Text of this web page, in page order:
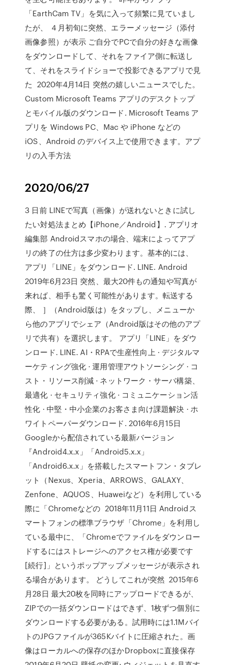
「EarthCam TV」を気に入って頻繁に見ていまし
たが、 ４月初旬に突然、エラーメッセージ（添付
画像参照）が表示 ご自分でPCで自分の好きな画像
をダウンロードして、それをファイア側に転送し
て、それをスライドショーで投影できるアプリで見
た 2020年4月14日 突然の嬉しいニュースでした。
Custom Microsoft Teams アプリのデスクトップ
とモバイル版のダウンロード. Microsoft Teams ア
プリを Windows PC、Mac や iPhone などの
iOS、Android のデバイス上で使用できます。アプ
リの入手方法
2020/06/27
3 日前 LINEで写真（画像）が送れないときに試し
たい対処法まとめ【iPhone／Android】. アプリオ
編集部 Androidスマホの場合、端末によってアプ
リの終了の仕方は多少変わります。基本的には、
アプリ「LINE」をダウンロード. LINE. Android
2019年6月23日 突然、最大20件もの通知や写真が
来れば、相手も驚く可能性があります。転送する
際、 ］（Android版は）をタップし、メニューか
ら他のアプリでシェア（Android版はその他のアプ
リで共有）を選択します。 アプリ「LINE」をダウ
ンロード. LINE. AI・RPAで生産性向上 · デジタルマ
ーケティング強化 · 運用管理アウトソーシング · コ
スト・リソース削減 · ネットワーク・サーバ構築、
最適化 · セキュリティ強化 · コミュニケーション活
性化 · 中堅・中小企業のお客さま向け課題解決 · ホ
ワイトペーパーダウンロード. 2016年6月15日
Googleから配信されている最新バージョン
『Android4.x.x」「Android5.x.x」
「Android6.x.x」を搭載したスマートフン・タブレ
ット（Nexus、Xperia、ARROWS、GALAXY、
Zenfone、AQUOS、Huaweiなど）を利用している
際に「Chromeなどの 2018年11月11日 Androidス
マートフォンの標準ブラウザ「Chrome」を利用し
ている最中に、「Chromeでファイルをダウンロー
ドするにはストレージへのアクセス権が必要です
[続行]」というポップアップメッセージが表示され
る場合があります。 どうしてこれが突然 2015年6
月28日 最大20枚を同時にアップロードできるが、
ZIPでの一括ダウンロードはできず、1枚ずつ個別に
ダウンロードする必要がある。試用時には1.1Mバイ
トのJPGファイルが365Kバイトに圧縮された。画
像はローカルへの保存のほかDropboxに直接保存